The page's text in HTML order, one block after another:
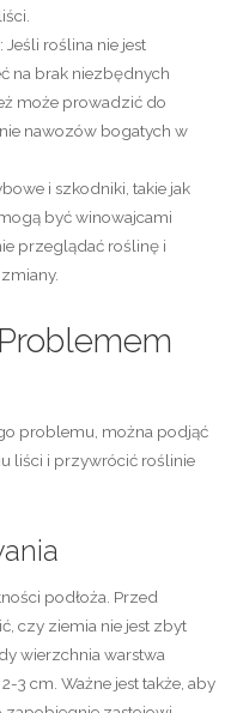
Jeśli roślina nie jest
na brak niezbędnych
może prowadzić do
nawozów bogatych w
i szkodniki, takie jak
być winowajcami
przeglądać roślinę i
problemu, można podjąć
liści i przywrócić roślinie
podłoża. Przed
czy ziemia nie jest zbyt
wierzchnia warstwa
3 cm. Ważne jest także, aby